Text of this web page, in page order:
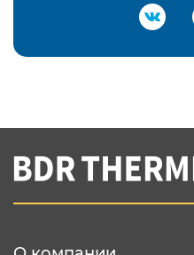
Подтвердить e-mail
Вы соглашаетесь с
конфеденциальности